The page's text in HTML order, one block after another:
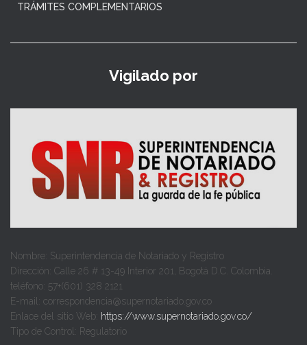
TRÁMITES COMPLEMENTARIOS
Vigilado por
Nombre: Superintendencia de Notariado y Registro
Dirección: Calle 26 # 13-49 Interior 201, Bogotá D.C. Colombia.
teléfono: 57+(601) 328 2121
E-mail: correspondencia@supernotariado.gov.co
Enlace del sitio Web: https://www.supernotariado.gov.co/
Tipo de Control: Regulatorio